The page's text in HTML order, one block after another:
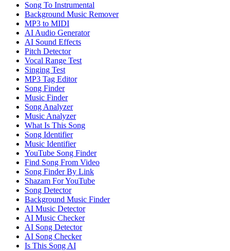
Song To Instrumental
Background Music Remover
MP3 to MIDI
AI Audio Generator
AI Sound Effects
Pitch Detector
Vocal Range Test
Singing Test
MP3 Tag Editor
Song Finder
Music Finder
Song Analyzer
Music Analyzer
What Is This Song
Song Identifier
Music Identifier
YouTube Song Finder
Find Song From Video
Song Finder By Link
Shazam For YouTube
Song Detector
Background Music Finder
AI Music Detector
AI Music Checker
AI Song Detector
AI Song Checker
Is This Song AI